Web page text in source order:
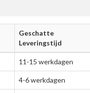
Geschatte
Leveringstijd
11-15 werkdagen
4-6 werkdagen